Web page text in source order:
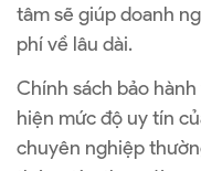
tâm sẽ giúp doanh
phí về lâu dài.
Chính sách bảo
hiện mức độ uy tín
chuyên nghiệp